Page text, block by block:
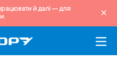
й далі — для